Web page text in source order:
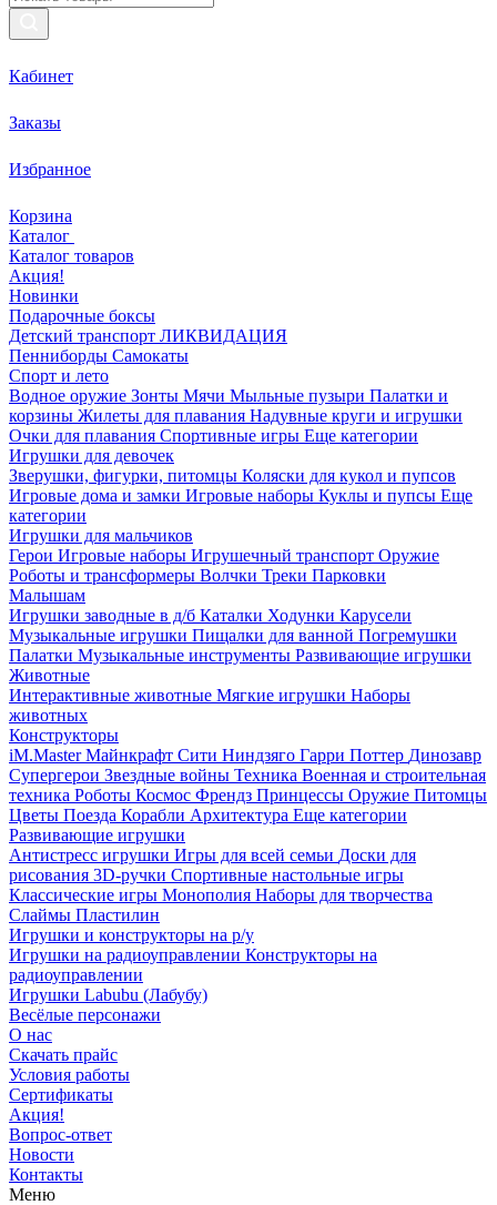
Кабинет
Заказы
Избранное
Корзина
Каталог
Каталог товаров
Акция!
Новинки
Подарочные боксы
Детский транспорт ЛИКВИДАЦИЯ
Пенниборды Самокаты
Спорт и лето
Водное оружие Зонты Мячи Мыльные пузыри Палатки и
корзины Жилеты для плавания Надувные круги и игрушки
Очки для плавания Спортивные игры Еще категории
Игрушки для девочек
Зверушки, фигурки, питомцы Коляски для кукол и пупсов
Игровые дома и замки Игровые наборы Куклы и пупсы Еще
категории
Игрушки для мальчиков
Герои Игровые наборы Игрушечный транспорт Оружие
Роботы и трансформеры Волчки Треки Парковки
Малышам
Игрушки заводные в д/б Каталки Ходунки Карусели
Музыкальные игрушки Пищалки для ванной Погремушки
Палатки Музыкальные инструменты Развивающие игрушки
Животные
Интерактивные животные Мягкие игрушки Наборы
животных
Конструкторы
iM.Master Майнкрафт Сити Ниндзяго Гарри Поттер Динозавр
Супергерои Звездные войны Техника Военная и строительная
техника Роботы Космос Френдз Принцессы Оружие Питомцы
Цветы Поезда Корабли Архитектура Еще категории
Развивающие игрушки
Антистресс игрушки Игры для всей семьи Доски для
рисования 3D-ручки Спортивные настольные игры
Классические игры Монополия Наборы для творчества
Слаймы Пластилин
Игрушки и конструкторы на р/у
Игрушки на радиоуправлении Конструкторы на
радиоуправлении
Игрушки Labubu (Лабубу)
Весёлые персонажи
О нас
Скачать прайс
Условия работы
Сертификаты
Акция!
Вопрос-ответ
Новости
Контакты
Меню